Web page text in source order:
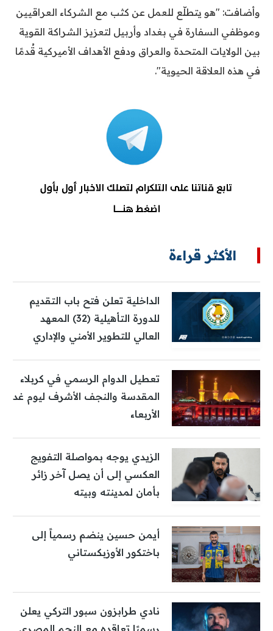
وأضافت: "هو يتطلّع للعمل عن كثب مع الشركاء العراقيين
وموظفي السفارة في بغداد وأربيل لتعزيز الشراكة القوية
بين الولايات المتحدة والعراق ودفع الأهداف الأميركية قُدمًا
في هذه العلاقة الحيوية".
الأكثر قراءة
الداخلية تعلن فتح باب التقديم
للدورة التأهيلية (32) المعهد
العالي للتطوير الأمني والإداري
تعطيل الدوام الرسمي في كربلاء
المقدسة والنجف الأشرف ليوم غد
الأربعاء
الزيدي يوجه بمواصلة التفويج
العكسي إلى أن يصل آخر زائر
بأمان لمدينته وبيته
أيمن حسين ينضم رسمياً إلى
باختكور الأوزبكستاني
نادي طرابزون سبور التركي يعلن